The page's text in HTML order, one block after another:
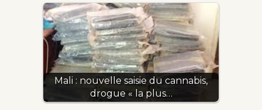
Mali : nouvelle saisie du cannabis,
drogue « la plus…